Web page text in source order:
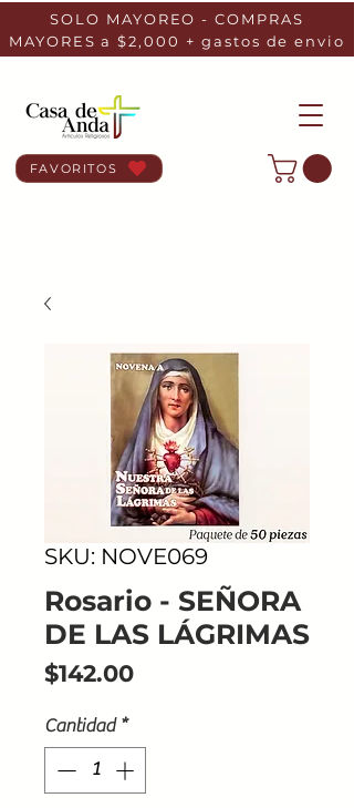
SOLO MAYOREO - COMPRAS
MAYORES a $2,000 + gastos de envio
FAVORITOS
SKU: NOVE069
Rosario - SEÑORA
DE LAS LÁGRIMAS
$142.00Precio
Cantidad *